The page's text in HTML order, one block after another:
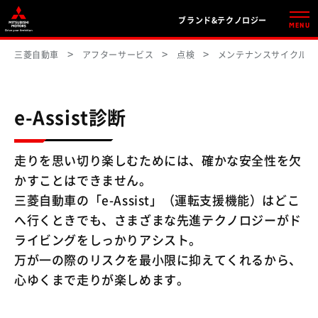
ブランド&テクノロジー
MENU
三菱自動車 アフターサービス 点検 メンテナンスサイクル
e-Assist診断
走りを思い切り楽しむためには、確かな安全性を欠
かすことはできません。
三菱自動車の「e-Assist」（運転支援機能）はどこ
へ行くときでも、さまざまな先進テクノロジーがド
ライビングをしっかりアシスト。
万が一の際のリスクを最小限に抑えてくれるから、
心ゆくまで走りが楽しめます。